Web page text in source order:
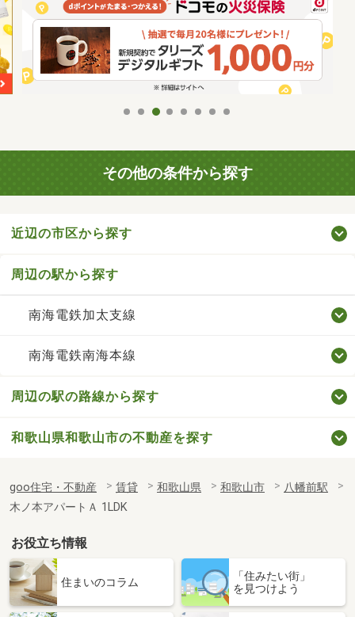
その他の条件から探す
近辺の市区から探す
周辺の駅から探す
南海電鉄加太支線
南海電鉄南海本線
周辺の駅の路線から探す
和歌山県和歌山市の不動産を探す
goo住宅・不動産 賃貸 和歌山県 和歌山市
八幡前駅
木ノ本アパートＡ 1LDK
お役立ち情報
住まいのコラム
「住みたい街」
を見つけよう